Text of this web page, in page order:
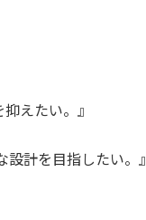
えたい。』
設計を目指したい。』